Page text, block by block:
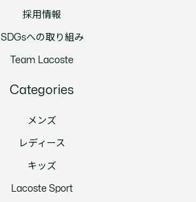
採用情報
SDGsへの取り組み
Team Lacoste
Categories
メンズ
レディース
キッズ
Lacoste Sport